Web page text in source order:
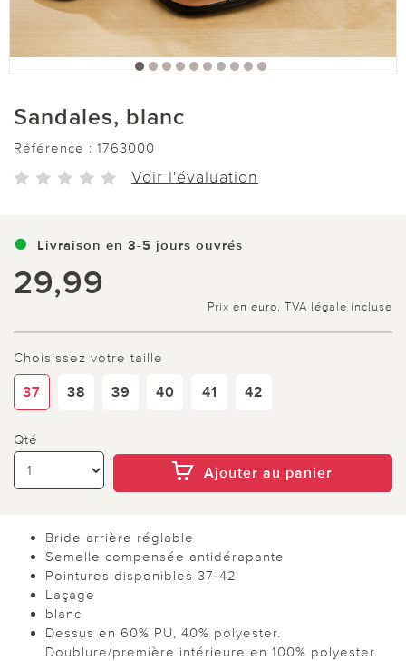
Sandales, blanc
Référence : 1763000
Voir l'évaluation
Livraison en 3-5 jours ouvrés
29,99
Prix en euro, TVA légale incluse
Choisissez votre taille
37 38 39 40 41 42
Qté
Ajouter au panier
Bride arrière réglable
Semelle compensée antidérapante
Pointures disponibles 37-42
Laçage
blanc
Dessus en 60% PU, 40% polyester.
Doublure/première intérieure en 100% polyester.